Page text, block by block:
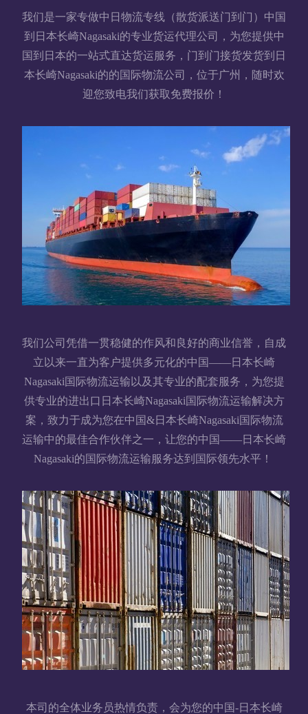
我们是一家专做中日物流专线（散货派送门到门）中国
到日本长崎Nagasaki的专业货运代理公司，为您提供中
国到日本的一站式直达货运服务，门到门接货发货到日
本长崎Nagasaki的的国际物流公司，位于广州，随时欢
迎您致电我们获取免费报价！
我们公司凭借一贯稳健的作风和良好的商业信誉，自成
立以来一直为客户提供多元化的中国——日本长崎
Nagasaki国际物流运输以及其专业的配套服务，为您提
供专业的进出口日本长崎Nagasaki国际物流运输解决方
案，致力于成为您在中国&日本长崎Nagasaki国际物流
运输中的最佳合作伙伴之一，让您的中国——日本长崎
Nagasaki的国际物流运输服务达到国际领先水平！
本司的全体业务员热情负责，会为您的中国-日本长崎